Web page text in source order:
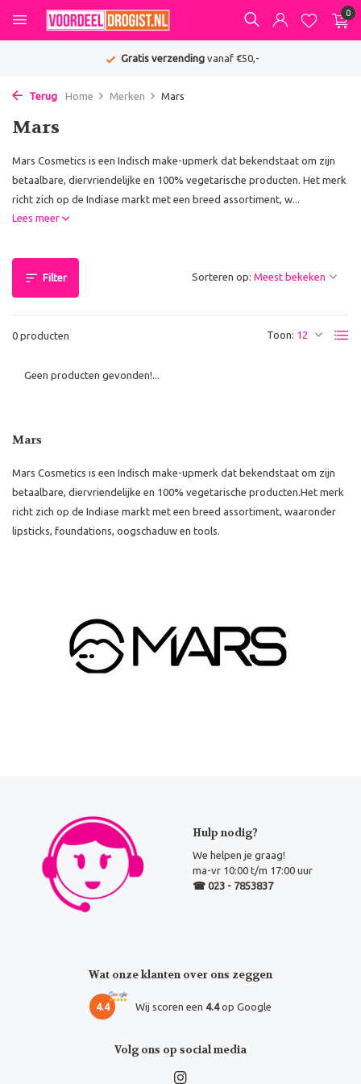
0
Gratis verzendingvanaf €50,-
Terug Home Merken Mars
Mars
Mars Cosmetics is een Indisch make-upmerk dat bekendstaat om zijn
betaalbare, diervriendelijke en 100% vegetarische producten. Het merk
richt zich op de Indiase markt met een breed assortiment, w...
Lees meer
Filter
0 producten Toon:
Sorteren op:
Geen producten gevonden!...
Mars
Mars Cosmetics is een Indisch make-upmerk dat bekendstaat om zijn
betaalbare, diervriendelijke en 100% vegetarische producten.Het merk
richt zich op de Indiase markt met een breed assortiment, waaronder
lipsticks, foundations, oogschaduw en tools.
Hulp nodig?
We helpen je graag!
ma-vr 10:00 t/m 17:00 uur
☎ 023 - 7853837
Wat onze klanten over ons zeggen
4.4 Wij scoren een 4.4op Google
Volg ons op social media